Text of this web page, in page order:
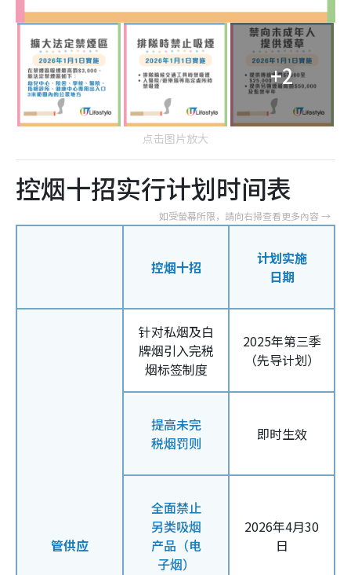
+2
点击图片放大
控烟十招实行计划时间表
控烟十招
计划实施
日期
管供应
针对私烟及白
牌烟引入完税
烟标签制度
2025年第三季
（先导计划）
提高未完
税烟罚则
即时生效
全面禁止
另类吸烟
产品（电
子烟）
2026年4月30
日